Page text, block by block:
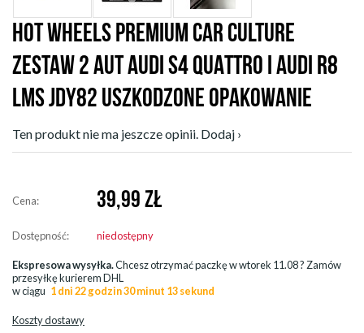
HOT WHEELS PREMIUM CAR CULTURE
ZESTAW 2 AUT AUDI S4 QUATTRO I AUDI R8
LMS JDY82 USZKODZONE OPAKOWANIE
Ten produkt nie ma jeszcze opinii. Dodaj ›
Cena: 39,99 ZŁ
Dostępność: niedostępny
Ekspresowa wysyłka.Chcesz otrzymać paczkę wwtorek 11.08? Zamów
przesyłkę kurierem DHL
w ciągu 1 dni 22 godzin 30 minut 12 sekund
Koszty dostawy